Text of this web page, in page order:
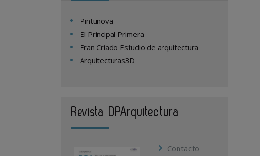
Pintunova
El Principal Primera
Fran Criado Estudio de arquitectura
Arquitecturas3D
Revista DPArquitectura
Contacto